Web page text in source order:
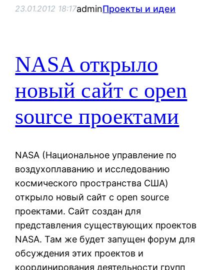
23.01.2012 18:17adminПроекты и идеи
NASA открыло
новый сайт с open
source проектами
NASA (Национальное управление по
воздухоплаванию и исследованию
космического пространства США)
открыло новый сайт с open source
проектами. Сайт создан для
представления существующих проектов
NASA. Там же будет запущен форум для
обсуждения этих проектов и
координирования деятельности групп